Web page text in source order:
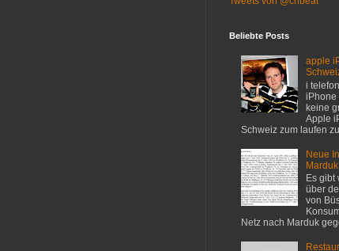
Beliebte Posts
apple
i
iPhone
keine
Apple
Schweiz zum laufen
Neue
Marduk
Es gibt
über
von
Netz nach Marduk